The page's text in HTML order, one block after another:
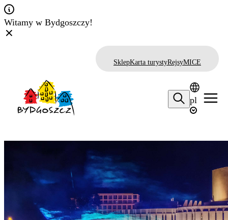
Witamy w Bydgoszczy!
SklepKarta turystyRejsyMICE
pl